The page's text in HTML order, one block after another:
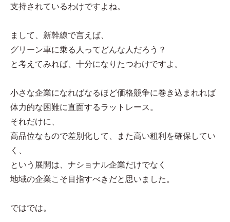
支持されているわけですよね。
まして、新幹線で言えば、
グリーン車に乗る人ってどんな人だろう？
と考えてみれば、十分になりたつわけですよ。
小さな企業になればなるほど価格競争に巻き込まれれば
体力的な困難に直面するラットレース。
それだけに、
高品位なもので差別化して、また高い粗利を確保してい
く、
という展開は、ナショナル企業だけでなく
地域の企業こそ目指すべきだと思いました。
ではでは。